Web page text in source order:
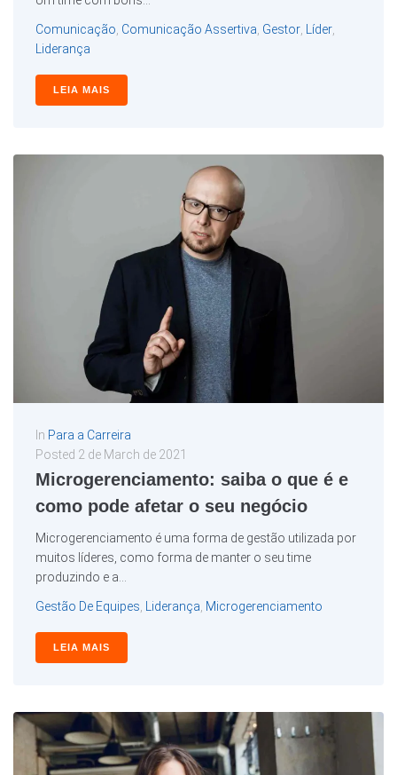
Comunicação, Comunicação Assertiva, Gestor, Líder,
Liderança
LEIA MAIS
In Para a Carreira
Posted 2 de March de 2021
Microgerenciamento: saiba o que é e
como pode afetar o seu negócio
Microgerenciamento é uma forma de gestão utilizada por
muitos líderes, como forma de manter o seu time
produzindo e a...
Gestão De Equipes Liderança Microgerenciamento
LEIA MAIS